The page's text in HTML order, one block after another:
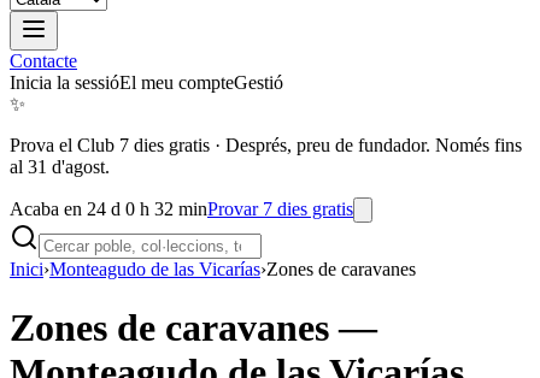
Contacte
Inicia la sessióEl meu compteGestió
✨
Prova el Club 7 dies gratis · Després, preu de fundador. Només fins
al 31 d'agost.
Acaba en 24 d 0 h 32 minProvar 7 dies gratis
Inici›Monteagudo de las Vicarías›Zones de caravanes
Zones de caravanes—